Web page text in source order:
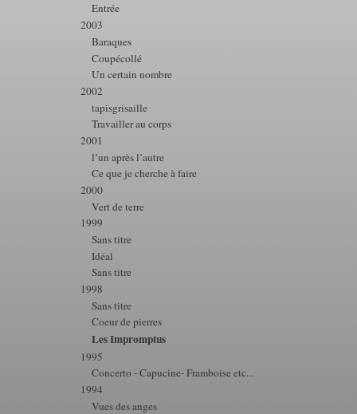
Entrée
2003
Baraques
Coupécollé
Un certain nombre
2002
tapisgrisaille
Travailler au corps
2001
l’un après l’autre
Ce que je cherche à faire
2000
Vert de terre
1999
Sans titre
Idéal
Sans titre
1998
Sans titre
Coeur de pierres
Les Impromptus
1995
Concerto - Capucine- Framboise etc...
1994
Vues des anges